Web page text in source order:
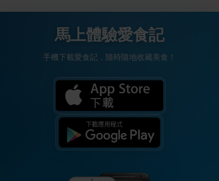
馬上體驗愛食記
手機下載愛食記，隨時隨地收藏美食！